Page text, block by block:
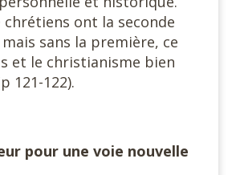
chrétiens ont la seconde
sans la première, ce
et le christianisme bien
121-122).
pour une voie nouvelle